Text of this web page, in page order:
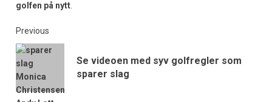
golfen på nytt.
Previous
Se videoen med syv golfregler som
sparer slag